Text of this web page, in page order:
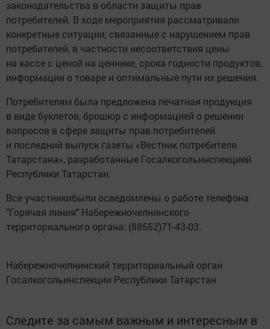
законодательства в области защиты прав
потребителей. В ходе мероприятия рассматривали
конкретные ситуации, связанные с нарушением прав
потребителей, в частности несоответствия цены
на кассе с ценой на ценнике, срока годности продуктов,
информации о товаре и оптимальные пути их решения.
Потребителям была предложена печатная продукция
в виде буклетов, брошюр с информацией о решении
вопросов в сфере защиты прав потребителей
и последний выпуск газеты «Вестник потребителя
Татарстана», разработанные Госалкогольинспекцией
Республики Татарстан.
Все участникибыли осведомлены о работе телефона
"Горячая линия" Набережночелнинского
территориального органа: (88552)71-43-03.
Набережночелнинский территориальный орган
Госалкогольинспекции Республики Татарстан
Следите за самым важным и интересным в